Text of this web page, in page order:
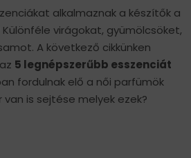
alkalmaznak a készítők a
virágokat, gyümölcsöket,
A következő cikkünken
5 legnépszerűbb esszenciát
fordulnak elő a női parfümök
is sejtése melyek ezek?